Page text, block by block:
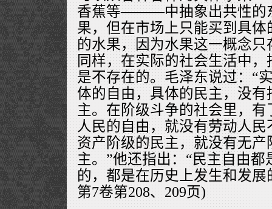
香蕉等———中抽象出共性的
果，但在市场上只能买到具
的水果，因为水果这一概念
同样，在实际的社会生活中
是不存在的。毛泽东说过：“
体的自由，具体的民主，没
主。在阶级斗争的社会里，
人民的自由，就没有劳动人
资产阶级的民主，就没有无
主。”他还指出：“民主自由
的，都是在历史上发生和发
第7卷第208、209页)